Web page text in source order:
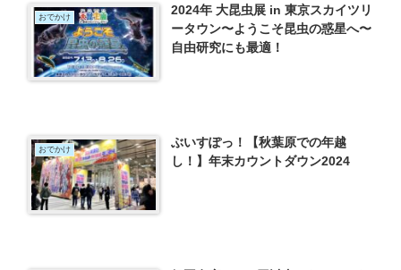
おでかけ
2024年 大昆虫展 in 東京スカイツリ
ータウン〜ようこそ昆虫の惑星へ〜
自由研究にも最適！
おでかけ
ぶいすぽっ！【秋葉原での年越
し！】年末カウントダウン2024